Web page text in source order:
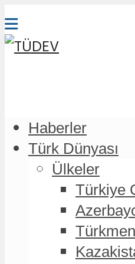
Haberler
Türk Dünyası
Ülkeler
Türkiye